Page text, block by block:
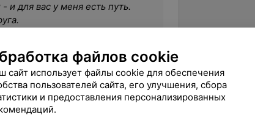
и для вас у меня есть путь.
стаж.
индийской традиции, привнося
файлов cookie
сайт использует файлы cookie для обеспечения
пользователей сайта, его улучшения, сбора
и предоставления персонализированных